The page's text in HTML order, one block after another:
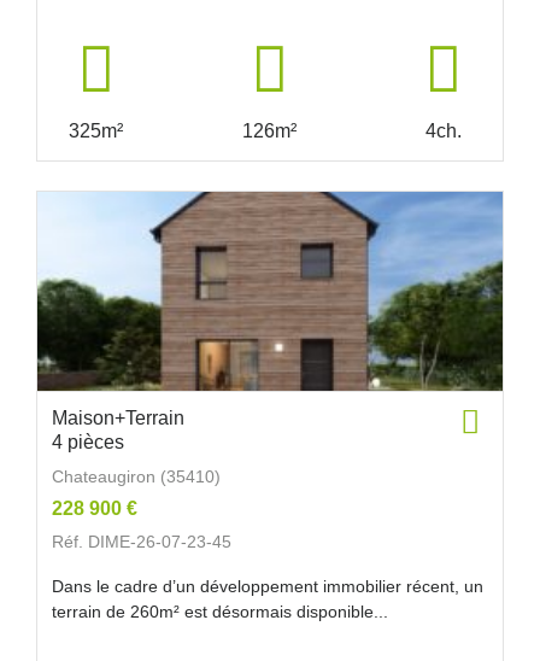
325m² 126m² 4ch.
Maison+Terrain
4 pièces
Chateaugiron (35410)
228 900 €
Réf. DIME-26-07-23-45
Dans le cadre d’un développement immobilier récent, un
terrain de 260m² est désormais disponible...